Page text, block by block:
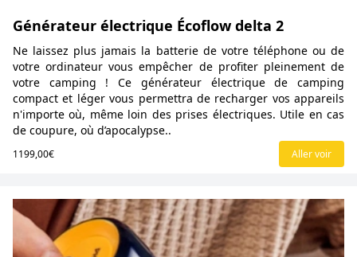
Générateur électrique Écoflow delta 2
Ne laissez plus jamais la batterie de votre téléphone ou de
votre ordinateur vous empêcher de profiter pleinement de
votre camping ! Ce générateur électrique de camping
compact et léger vous permettra de recharger vos appareils
n'importe où, même loin des prises électriques. Utile en cas
de coupure, où d’apocalypse..
1199,00€ Aller voir